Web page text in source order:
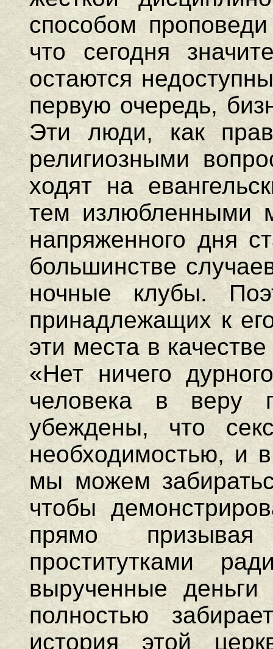
способом
что сегодня
остаются
первую очередь,
Эти люди, как
религиозными
ходят на
тем излюбленными
напряженного дня
большинстве
ночные клубы.
принадлежащих к
эти места в
«Нет ничего
человека в веру
убеждены, что
необходимостью, и
мы можем
чтобы
прямо призывая
проститутками
вырученные
полностью
история этой